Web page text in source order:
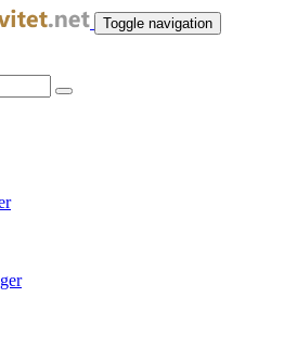
Toggle navigation